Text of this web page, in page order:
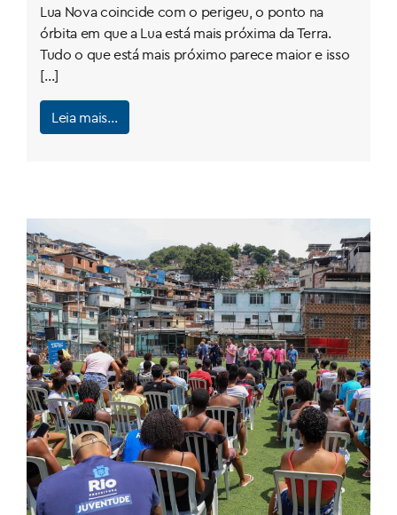
Lua Nova coincide com o perigeu, o ponto na
órbita em que a Lua está mais próxima da Terra.
Tudo o que está mais próximo parece maior e isso
[…]
Leia mais…